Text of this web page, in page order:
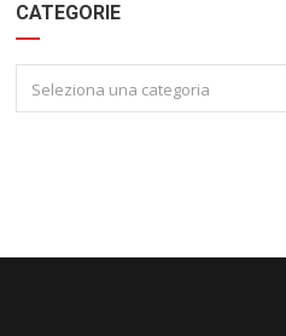
CATEGORIE
Seleziona una categoria